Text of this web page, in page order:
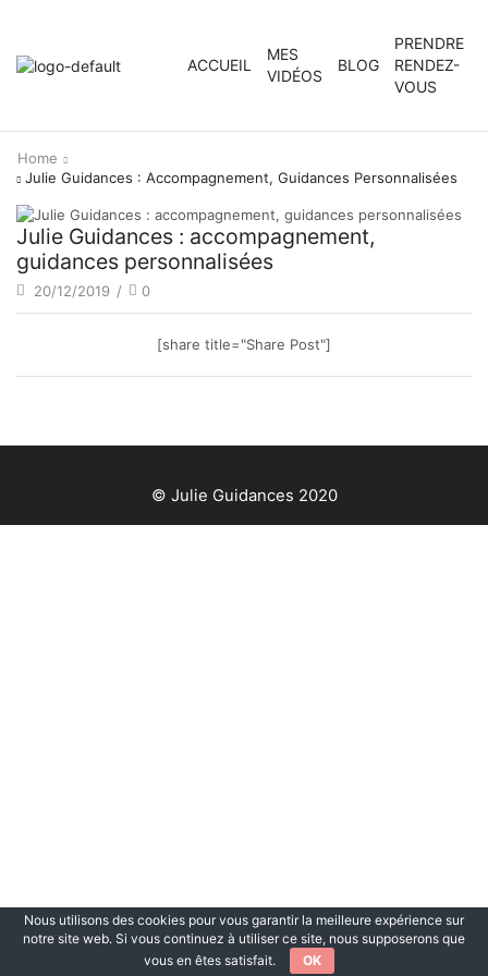
ACCUEIL
MES
VIDÉOS
BLOG
PRENDRE
RENDEZ-
VOUS
Home
Julie Guidances : Accompagnement, Guidances Personnalisées
Julie Guidances : accompagnement,
guidances personnalisées
20/12/2019 / 0
[share title="Share Post"]
© Julie Guidances 2020
Nous utilisons des cookies pour vous garantir la meilleure expérience sur
notre site web. Si vous continuez à utiliser ce site, nous supposerons que
vous en êtes satisfait.
OK